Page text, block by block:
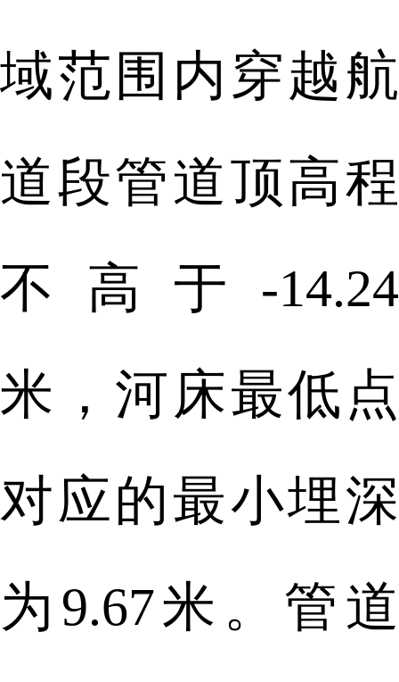
域范围内穿越航
道段管道顶高程
不高于-14.24
米，河床最低点
对应的最小埋深
为9.67米。管道